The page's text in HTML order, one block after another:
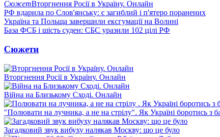
СюжетВторгнення Росії в Україну. Онлайн
РФ вдарила по Слов'янську: є загиблий і п'ятеро поранених
Україна та Польща завершили ексгумації на Волині
База ФСБ і шість суден: СБС уразили 102 цілі РФ
Сюжети
Вторгнення Росії в Україну. Онлайн
Війна на Близькому Сході. Онлайн
"Полювати на лучника, а не на стрілу". Як Україні боротись з
Загадковий звук вибуху налякав Москву: що це було